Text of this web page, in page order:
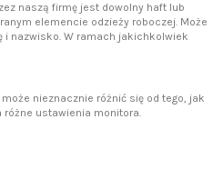
naszą firmę jest dowolny haft lub
elemencie odzieży roboczej. Może
i nazwisko. W ramach jakichkolwiek
może nieznacznie różnić się od tego, jak
różne ustawienia monitora.